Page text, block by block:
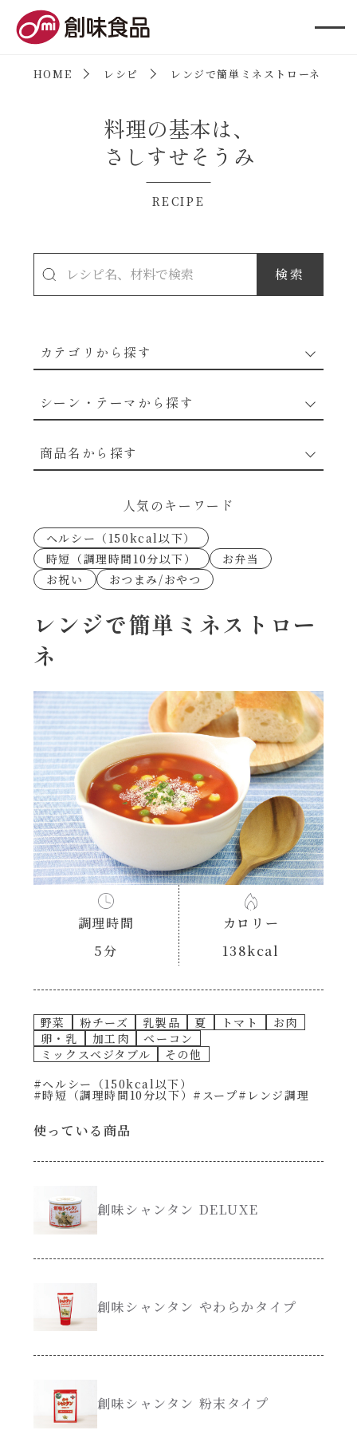
HOME レシピ レンジで簡単ミネストローネ
料理の基本は、
さしすせそうみ
RECIPE
カテゴリから探す
穀物類のレシピ
果実のレシピ
シーン・テーマから探す
なんでも南蛮
考えるな、二代目で炒めろ！～○○の炒め物
朝シャン（パン派）
ヘルシー（150kcal以下）
時短（調理時間10分以下）
お弁当
お祝い
おつまみ/おやつ
副菜
スープ
本気中華
肉ピクキノピク
鍋
グラタン/ドリア
シャンタン粉末（シャンタンチーズニングを
含む）
商品名から探す
あえるハコネーゼトマトバジル
あえるハコネーゼ高菜
あえるハコネーゼミートソース
あえるハコネーゼナポリタン
あえるハコネーゼジェノベーゼ
あえるハコネーゼペペロンチーノ
あえるハコネーゼたらこクリーム
シャンタンシリーズ
創味のつゆあまくち
創味のつゆ減塩
白だし
そうめんつゆ
焼肉のたれ 初代
人気のキーワード
ヘルシー（150kcal以下）
時短（調理時間10分以下）
お弁当
お祝い
おつまみ/おやつ
レンジで簡単ミネストロー
ネ
調理時間
5分
カロリー
138kcal
野菜 粉チーズ 乳製品 夏 トマト
お肉
卵・乳
加工肉
ベーコン
ミックスベジタブル
その他
#ヘルシー（150kcal以下）
#時短（調理時間10分以下） #スープ#レンジ調理
使っている商品
創味シャンタン DELUXE
創味シャンタン やわらかタイプ
創味シャンタン 粉末タイプ